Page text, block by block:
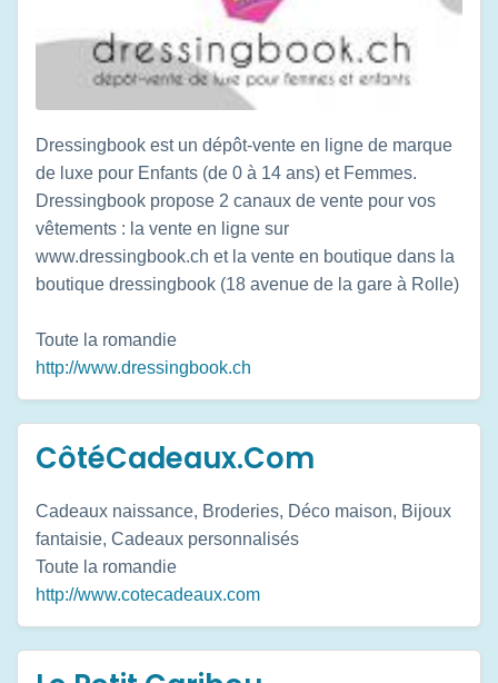
Dressingbook est un dépôt-vente en ligne de marque
de luxe pour Enfants (de 0 à 14 ans) et Femmes.
Dressingbook propose 2 canaux de vente pour vos
vêtements : la vente en ligne sur
www.dressingbook.ch et la vente en boutique dans la
boutique dressingbook (18 avenue de la gare à Rolle)
Toute la romandie
http://www.dressingbook.ch
CôtéCadeaux.Com
Cadeaux naissance, Broderies, Déco maison, Bijoux
fantaisie, Cadeaux personnalisés
Toute la romandie
http://www.cotecadeaux.com